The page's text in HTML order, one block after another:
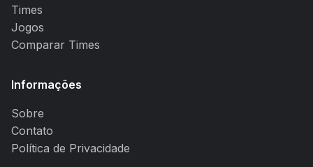
Times
Jogos
Comparar Times
Informações
Sobre
Contato
Política de Privacidade